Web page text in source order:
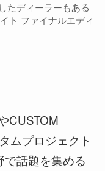
たディーラーもある
ト ファイナルエディ
CUSTOM
ムプロジェクト
話題を集める